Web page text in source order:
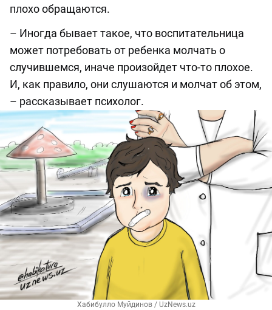
плохо обращаются.
– Иногда бывает такое, что воспитательница
может потребовать от ребенка молчать о
случившемся, иначе произойдет что-то плохое.
И, как правило, они слушаются и молчат об этом,
– рассказывает психолог.
Хабибулло Муйдинов / UzNews.uz